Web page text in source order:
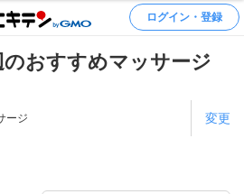
ログイン・登録
のおすすめマッサージ
ージ 変更